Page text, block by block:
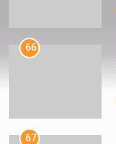
66
67